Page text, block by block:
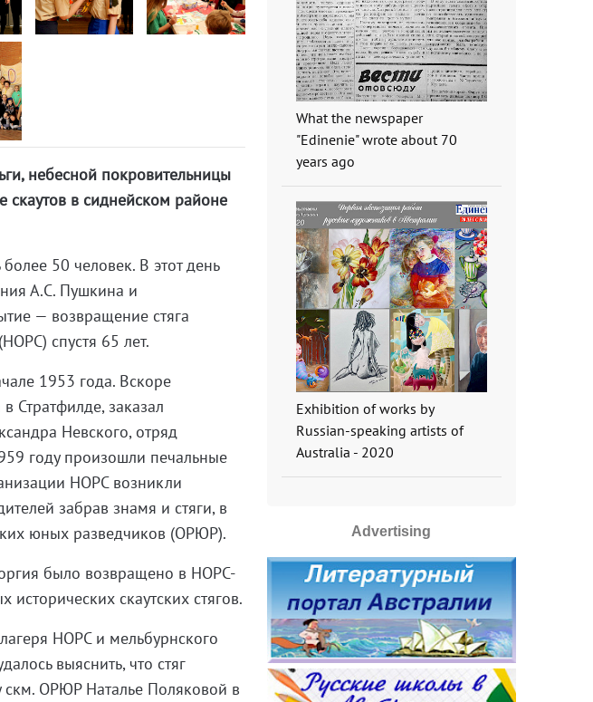
небесной покровительницы
в сиднейском районе
50 человек. В этот день
А.С. Пушкина и
— возвращение стяга
спустя 65 лет.
1953 года. Вскоре
Стратфилде, заказал
Невского, отряд
году произошли печальные
НОРС возникли
забрав знамя и стяги, в
юных разведчиков (ОРЮР).
было возвращено в НОРС-
скаутских стягов.
НОРС и мельбурнского
выяснить, что стяг
скм. ОРЮР Наталье Поляковой в
What the newspaper
"Edinenie" wrote about 70
years ago
Exhibition of works by
Russian-speaking artists of
Australia - 2020
Advertising